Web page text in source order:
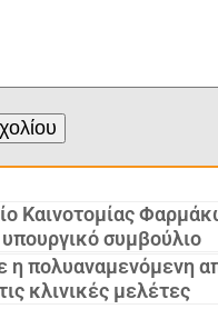
Καινοτομίας
υπουργικό συμβούλιο
η πολυαναμενόμενη
κλινικές μελέτες